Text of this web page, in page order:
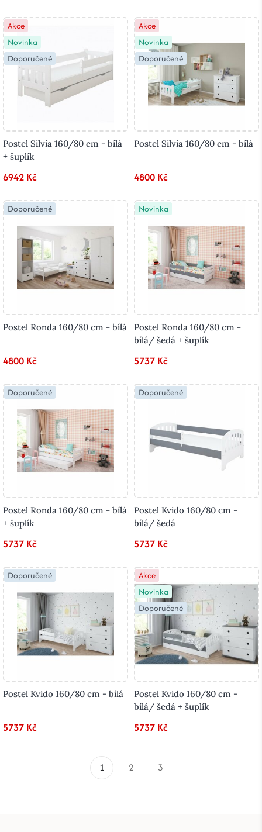
Akce
Novinka
Doporučené
Postel Silvia 160/80 cm - bílá
+ šuplík
6942 Kč
Akce
Novinka
Doporučené
Postel Silvia 160/80 cm - bílá
4800 Kč
Doporučené
Postel Ronda 160/80 cm - bílá
4800 Kč
Novinka
Postel Ronda 160/80 cm -
bílá/ šedá + šuplík
5737 Kč
Doporučené
Postel Ronda 160/80 cm - bílá
+ šuplík
5737 Kč
Doporučené
Postel Kvido 160/80 cm -
bílá/ šedá
5737 Kč
Doporučené
Postel Kvido 160/80 cm - bílá
5737 Kč
Akce
Novinka
Doporučené
Postel Kvido 160/80 cm -
bílá/ šedá + šuplík
5737 Kč
1 2 3